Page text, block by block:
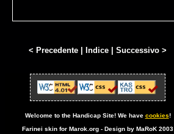
< Precedente Indice Successivo >
Welcome to the Handicap Site! We have cookies!
Farinei skin for Marok.org - Design by MaRoK 2003